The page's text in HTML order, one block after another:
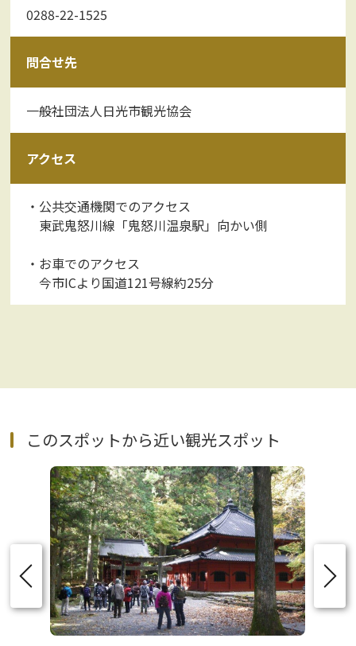
0288-22-1525
問合せ先
一般社団法人日光市観光協会
アクセス
・公共交通機関でのアクセス
東武鬼怒川線「鬼怒川温泉駅」向かい側
・お車でのアクセス
今市ICより国道121号線約25分
このスポットから近い観光スポット